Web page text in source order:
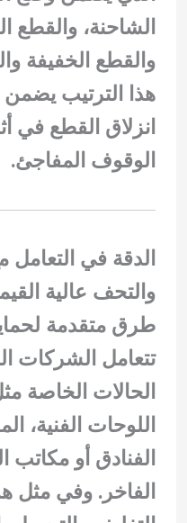
الشاحنة، والقطع
والقطع الخفيفة
هذا الترتيب يضمن
انزلاق القطع في
الوقوف المفاجئ.
الدقة في التعامل
والتحف عالية
طرق متقدمة
تتعامل الشركات
الحالات الخاصة
اللوحات الفنية،
الفنادق أو مكاتب
الفاخر. وفي مثل